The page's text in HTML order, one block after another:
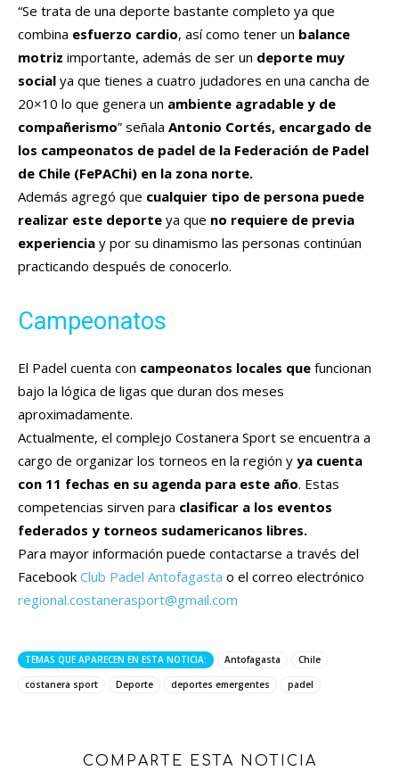
“Se trata de una deporte bastante completo ya que
combina esfuerzo cardio, así como tener un balance
motriz importante, además de ser un deporte muy
social ya que tienes a cuatro judadores en una cancha de
20×10 lo que genera un ambiente agradable y de
compañerismo” señala Antonio Cortés, encargado de
los campeonatos de padel de la Federación de Padel
de Chile (FePAChi) en la zona norte.
Además agregó que cualquier tipo de persona puede
realizar este deporte ya que no requiere de previa
experiencia y por su dinamismo las personas continúan
practicando después de conocerlo.
Campeonatos
El Padel cuenta con campeonatos locales que funcionan
bajo la lógica de ligas que duran dos meses
aproximadamente.
Actualmente, el complejo Costanera Sport se encuentra a
cargo de organizar los torneos en la región y ya cuenta
con 11 fechas en su agenda para este año. Estas
competencias sirven para clasificar a los eventos
federados y torneos sudamericanos libres.
Para mayor información puede contactarse a través del
Facebook Club Padel Antofagasta o el correo electrónico
regional.costanerasport@gmail.com
TEMAS QUE APARECEN EN ESTA NOTICIA: Antofagasta
Chile
costanera sport
Deporte deportes emergentes padel
COMPARTE ESTA NOTICIA